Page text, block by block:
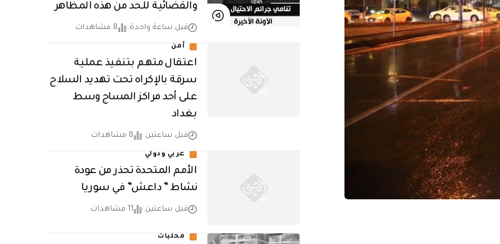
والقضائية للحد من هذه المظاهر
قبل ساعة واحدة 8 مشاهدات
أمن
اعتقال متهم بتنفيذ عملية
سرقة بالإكراه تحت تهديد السلاح
على أحد مراكز المساج وسط
بغداد
قبل ساعتين 8 مشاهدات
عربي ودولي
الأمم المتحدة تحذر من عودة
نشاط ” داعش” في سوريا
قبل ساعتين 11 مشاهدات
محليات